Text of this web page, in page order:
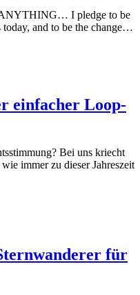
I pledge to be
today, and to be the change…
einfacher Loop-
Bei uns kriecht
immer zu dieser Jahreszeit
für